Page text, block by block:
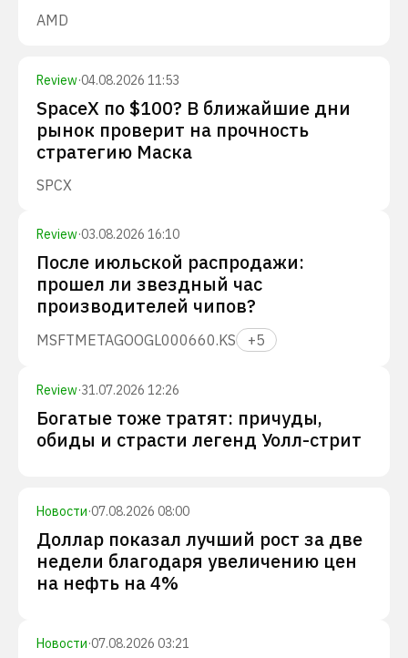
AMD
Review·04.08.2026 11:53
SpaceX по $100? В ближайшие дни
рынок проверит на прочность
стратегию Маска
SPCX
Review·03.08.2026 16:10
После июльской распродажи:
прошел ли звездный час
производителей чипов?
MSFTMETAGOOGL000660.KS +5
Review·31.07.2026 12:26
Богатые тоже тратят: причуды,
обиды и страсти легенд Уолл-стрит
Новости·07.08.2026 08:00
Доллар показал лучший рост за две
недели благодаря увеличению цен
на нефть на 4%
Новости·07.08.2026 03:21